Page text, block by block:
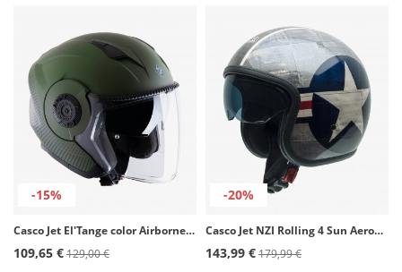
-15%
Casco Jet El'Tange color Airborne Verde Diseño A mate de Tucano Urbano
109,65 €129,00 €
-20%
Casco Jet NZI Rolling 4 Sun Aeronáutica
143,99 €179,99 €